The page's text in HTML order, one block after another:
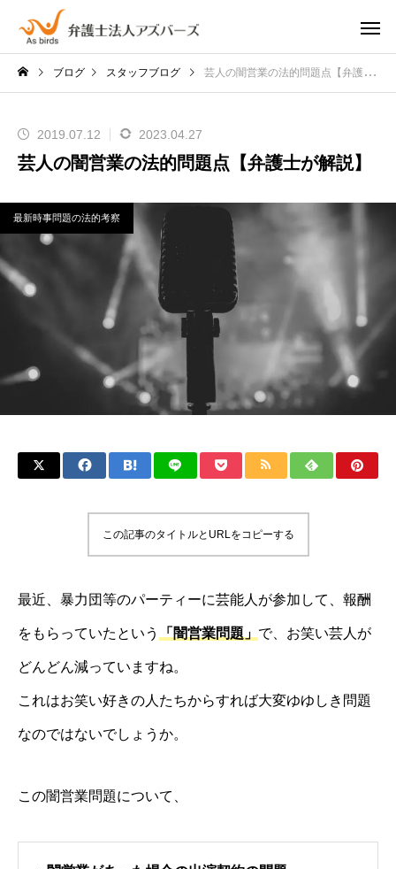
ブログ スタッフブログ 芸人の闇営業の法的問題点【弁護士が解説】
2019.07.12 2023.04.27
芸人の闇営業の法的問題点【弁護士が解説】
最新時事問題の法的考察
この記事のタイトルとURLをコピーする
最近、暴力団等のパーティーに芸能人が参加して、報酬
をもらっていたという 「闇営業問題」 で、お笑い芸人が
どんどん減っていますね。
これはお笑い好きの人たちからすれば大変ゆゆしき問題
なのではないでしょうか。
この闇営業問題について、